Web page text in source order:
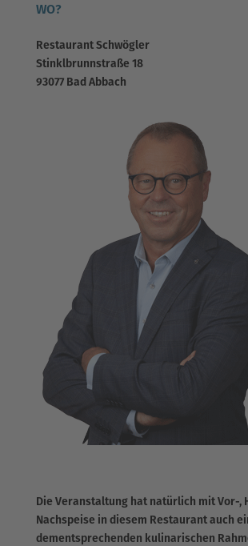
WO?
Restaurant Schwögler
Stinklbrunnstraße 18
93077 Bad Abbach
Die Veranstaltung hat natürlich mit Vor-,
Nachspeise in diesem Restaurant auch
dementsprechenden kulinarischen